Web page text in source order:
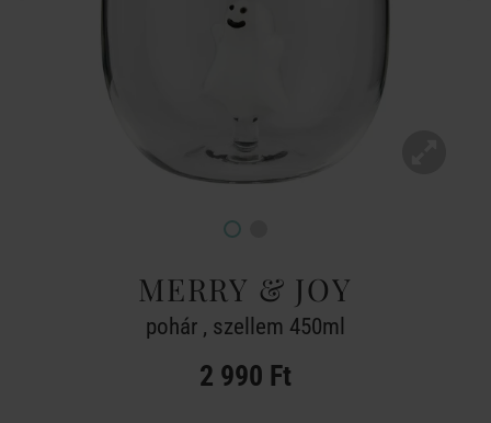
MERRY & JOY
pohár , szellem 450ml
2 990 Ft